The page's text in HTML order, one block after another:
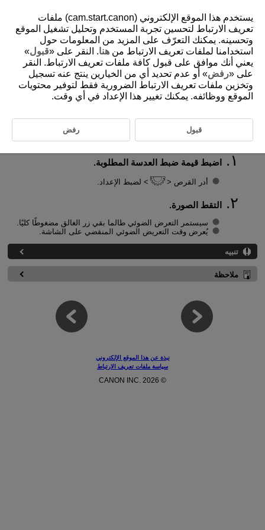
D375-046
B: التعريض الطويل
في هذا الوضع، يظل الغالق مفتوحًا طالما تضغط باستمرار وبشكل كامل على
المشاهد الليلية والألعاب النارية والسماء وغيرها من الأهداف التي تتطلب
درجات تعرض ضوئي طويلة.
اضبط قيمة ضبط العدسة المطلوبة.
أدر القرص لضبط الإعداد.
التقط الصورة.
سيستمر التعرض الضوئي طالما بقي زر الغالق مضغوطًا كليًا.
يُعرض وقت التعريض الضوئي المنقضي على الشاشة.
تنبيه
ملاحظة
نبذة عن هذا الموقع الإلكتروني
سياسة ملفات تعريف الارتباط
© CANON INC. 2026
يستخدم هذا الموقع الإلكتروني (cam.start.canon) ملفات
تعريف الارتباط لتحسين تجربة المستخدم وتحليل تشغيل الموقع
وتحسينه. يمكنك التعرّف على المزيد من المعلومات حول
استخدامنا لملفات تعريف الارتباط من هنا. النقر على «قبول»
يعني أنك موافق على قبول كافة ملفات تعريف الارتباط. النقر
على «رفض» أو عدم تحديد أي من الخيارين ينتج عنه تسجيل
وتخزين ملفات تعريف الارتباط الضرورية فقط لتوفير محتويات
الموقع ووظائفه. يمكنك تغيير هذا الإعداد في أي وقت.
قبول رفض